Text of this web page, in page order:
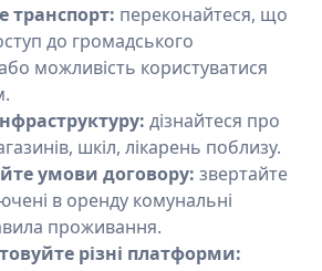
транспорт: переконайтеся, що
до громадського
можливість користуватися
дізнайтеся про
шкіл, лікарень поблизу.
умови договору: звертайте
в оренду комунальні
проживання.
різні платформи: